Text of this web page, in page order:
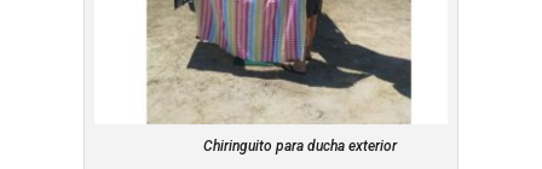
Chiringuito para ducha exterior